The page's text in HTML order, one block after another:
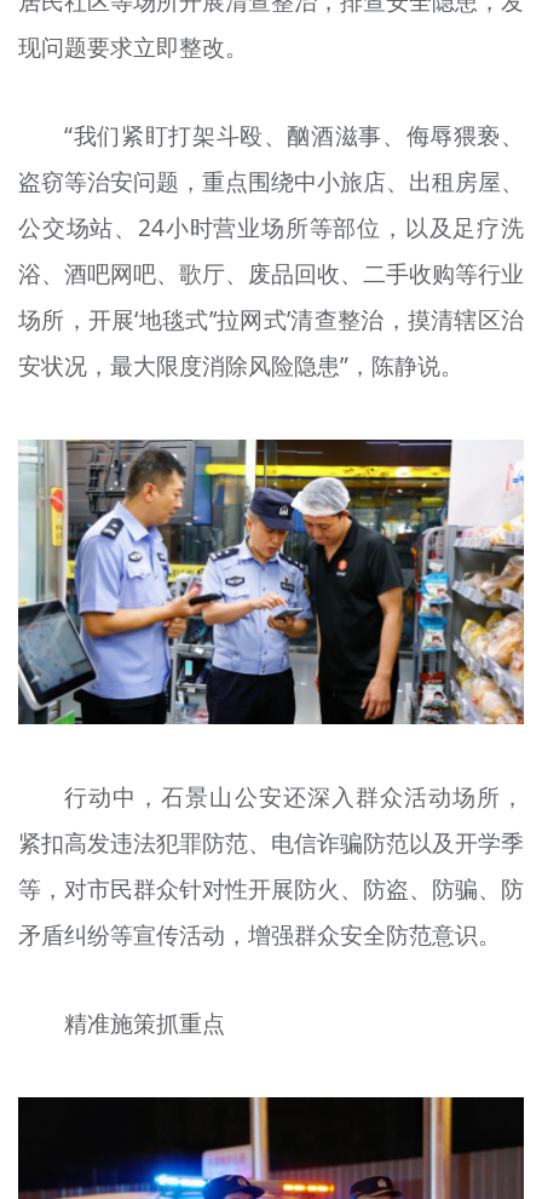
现问题要求立即整改。
“我们紧盯打架斗殴、酗酒滋事、侮辱猥亵、
盗窃等治安问题，重点围绕中小旅店、出租房屋、
公交场站、24小时营业场所等部位，以及足疗洗
浴、酒吧网吧、歌厅、废品回收、二手收购等行业
场所，开展‘地毯式’‘拉网式’清查整治，摸清辖区治
安状况，最大限度消除风险隐患”，陈静说。
行动中，石景山公安还深入群众活动场所，
紧扣高发违法犯罪防范、电信诈骗防范以及开学季
等，对市民群众针对性开展防火、防盗、防骗、防
矛盾纠纷等宣传活动，增强群众安全防范意识。
精准施策抓重点